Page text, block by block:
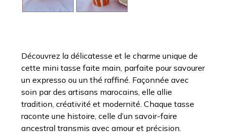
Découvrez la délicatesse et le charme unique de
cette mini tasse faite main, parfaite pour savourer
un expresso ou un thé raffiné. Façonnée avec
soin par des artisans marocains, elle allie
tradition, créativité et modernité. Chaque tasse
raconte une histoire, celle d’un savoir-faire
ancestral transmis avec amour et précision.